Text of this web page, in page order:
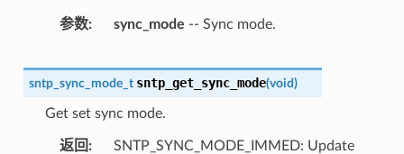
参数 sync_mode -- Sync mode.
sntp_sync_mode_t sntp_get_sync_mode(void)
Get set sync mode.
返回
SNTP_SYNC_MODE_IMMED: Update